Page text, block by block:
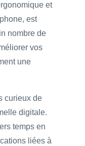
et
est
nombre de
vos
une
curieux de
digitale.
temps en
liées à